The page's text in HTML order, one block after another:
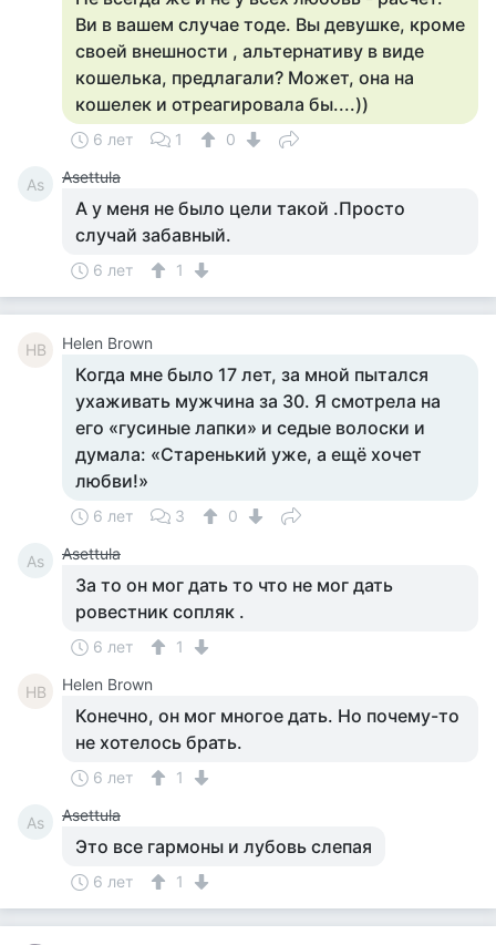
Ви в вашем случае тоде. Вы девушке, кроме
своей внешности , альтернативу в виде
кошелька, предлагали? Может, она на
кошелек и отреагировала бы....))
6 лет 1 0
As Asettula
А у меня не было цели такой .Просто
случай забавный.
6 лет 1
HB Helen Brown
Когда мне было 17 лет, за мной пытался
ухаживать мужчина за 30. Я смотрела на
его «гусиные лапки» и седые волоски и
думала: «Старенький уже, а ещё хочет
любви!»
6 лет 3 0
As Asettula
За то он мог дать то что не мог дать
ровестник сопляк .
6 лет 1
HB Helen Brown
Конечно, он мог многое дать. Но почему-то
не хотелось брать.
6 лет 1
As Asettula
Это все гармоны и лубовь слепая
6 лет 1